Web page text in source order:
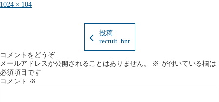
フ
1024 × 104
投稿:
recruit_bnr
コメントをどうぞ
メールアドレスが公開されることはありません。
※ が付いている欄は
必須項目です
コメント ※